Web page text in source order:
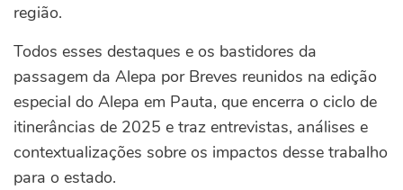
região.
Todos esses destaques e os bastidores da
passagem da Alepa por Breves reunidos na edição
especial do Alepa em Pauta, que encerra o ciclo de
itinerâncias de 2025 e traz entrevistas, análises e
contextualizações sobre os impactos desse trabalho
para o estado.